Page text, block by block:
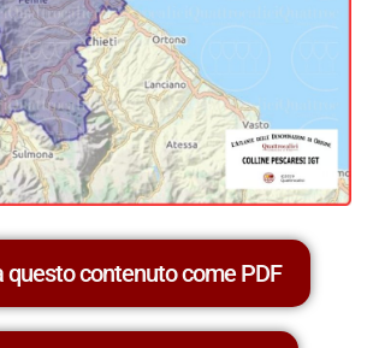
questo contenuto come PDF